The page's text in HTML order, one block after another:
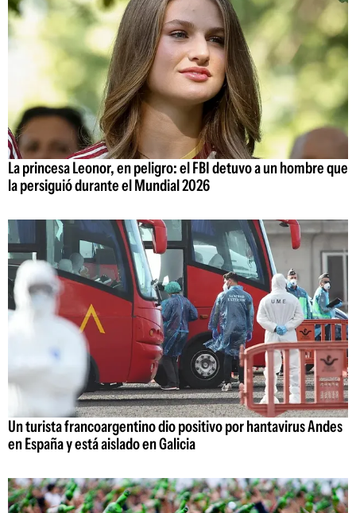
La princesa Leonor, en peligro: el FBI detuvo a un hombre que
la persiguió durante el Mundial 2026
Un turista francoargentino dio positivo por hantavirus Andes
en España y está aislado en Galicia